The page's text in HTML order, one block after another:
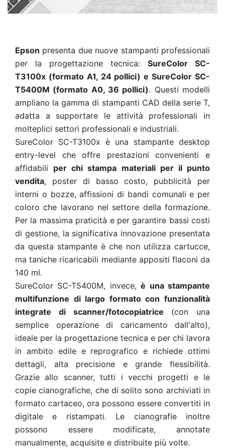
Epson presenta due nuove stampanti professionali
per la progettazione tecnica: SureColor SC-
T3100x (formato A1, 24 pollici) e SureColor SC-
T5400M (formato A0, 36 pollici). Questi modelli
ampliano la gamma di stampanti CAD della serie T,
adatta a supportare le attività professionali in
molteplici settori professionali e industriali.
SureColor SC-T3100x è una stampante desktop
entry-level che offre prestazioni convenienti e
affidabili per chi stampa materiali per il punto
vendita, poster di basso costo, pubblicità per
interni o bozze, affissioni di bandi comunali e per
coloro che lavorano nel settore della formazione.
Per la massima praticità e per garantire bassi costi
di gestione, la significativa innovazione presentata
da questa stampante è che non utilizza cartucce,
ma taniche ricaricabili mediante appositi flaconi da
140 ml.
SureColor SC-T5400M, invece,è una stampante
multifunzione di largo formato con funzionalità
integrate di scanner/fotocopiatrice (con una
semplice operazione di caricamento dall'alto),
ideale per la progettazione tecnica e per chi lavora
in ambito edile e reprografico e richiede ottimi
dettagli, alta precisione e grande flessibilità.
Grazie allo scanner, tutti i vecchi progetti e le
copie cianografiche, che di solito sono archiviati in
formato cartaceo, ora possono essere convertiti in
digitale e ristampati. Le cianografie inoltre
possono essere modificate, annotate
manualmente, acquisite e distribuite più volte.